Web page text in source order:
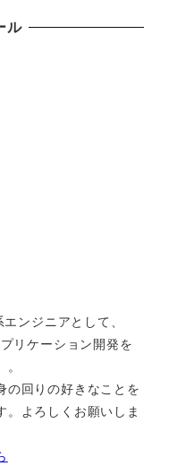
ル
ンジニアとして、
リケーション開発を
。
の回りの好きなことを
よろしくお願いしま